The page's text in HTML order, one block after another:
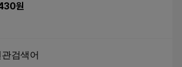
원
검색어